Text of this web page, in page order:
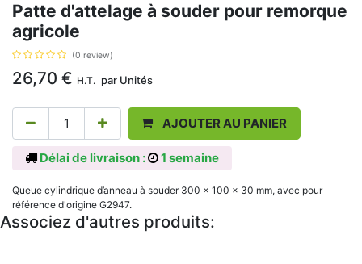
Patte d'attelage à souder pour remorque
agricole
(0 review)
26,70 € H.T. par Unités
AJOUTER AU PANIER
Délai de livraison : 1 semaine
Queue cylindrique d’anneau à souder 300 x 100 x 30 mm, avec pour
référence d'origine G2947.
Associez d'autres produits: